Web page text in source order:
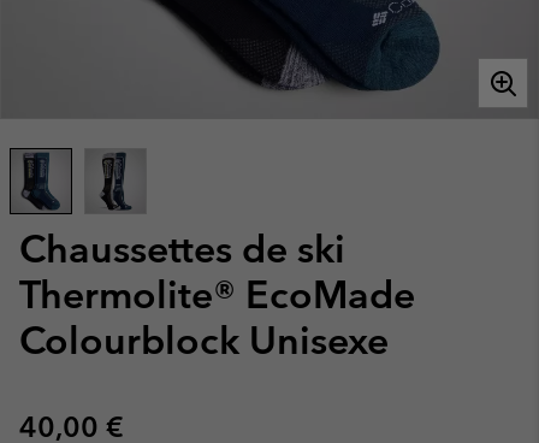
Chaussettes de ski
Thermolite® EcoMade
Colourblock Unisexe
Regular price:
40,00 €